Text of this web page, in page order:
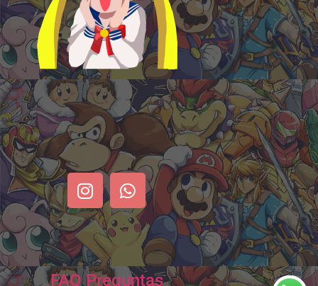
FAQ Preguntas